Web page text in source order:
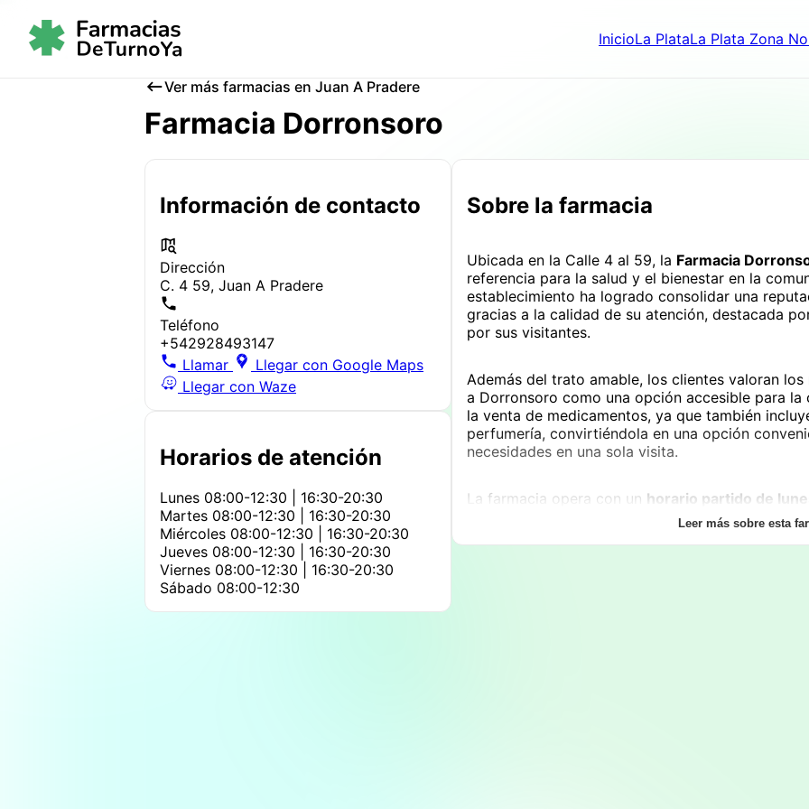
InicioLa PlataLa Plata Zona
Ver más farmacias en Juan A Pradere
Farmacia Dorronsoro
Información de contacto
Dirección
C. 4 59, Juan A Pradere
Teléfono
+542928493147
Llamar
Llegar con Google Maps
Llegar con Waze
Horarios de atención
Lunes 08:00-12:30 | 16:30-20:30
Martes 08:00-12:30 | 16:30-20:30
Miércoles 08:00-12:30 | 16:30-20:30
Jueves 08:00-12:30 | 16:30-20:30
Viernes 08:00-12:30 | 16:30-20:30
Sábado 08:00-12:30
Sobre la farmacia
Ubicada en la Calle 4 al 59, la Farmacia
referencia para la salud y el bienestar en la
establecimiento ha logrado consolidar una
gracias a la calidad de su atención, destacada
por sus visitantes.
Además del trato amable, los clientes valoran los
a Dorronsoro como una opción accesible para
la venta de medicamentos, ya que también
perfumería, convirtiéndola en una opción
necesidades en una sola visita.
La farmacia opera con un horario partido de
12:30 y de 16:30 a 20:30, y los sábados solo por
Leer más sobre esta